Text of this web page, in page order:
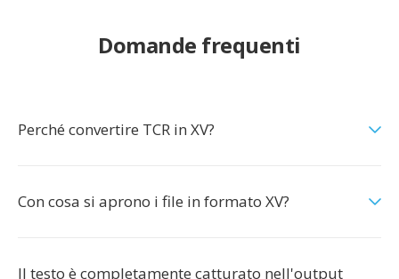
Domande frequenti
Perché convertire TCR in XV?
Con cosa si aprono i file in formato XV?
Il testo è completamente catturato nell'output